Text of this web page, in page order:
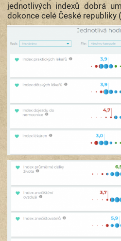
jednotlivých indexů dobrá
dokonce celé České republiky